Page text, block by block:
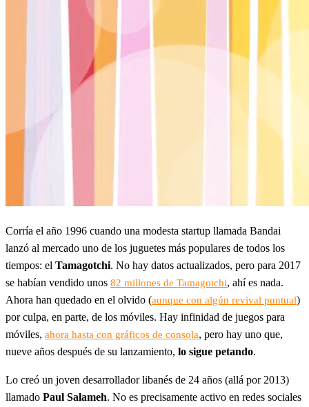
Corría el año 1996 cuando una modesta startup llamada Bandai
lanzó al mercado uno de los juguetes más populares de todos los
tiempos: el Tamagotchi. No hay datos actualizados, pero para 2017
se habían vendido unos 82 millones de Tamagotchi, ahí es nada.
Ahora han quedado en el olvido (aunque con algún revival puntual)
por culpa, en parte, de los móviles. Hay infinidad de juegos para
móviles, ahora hasta con gráficos de consola, pero hay uno que,
nueve años después de su lanzamiento, lo sigue petando.
Lo creó un joven desarrollador libanés de 24 años (allá por 2013)
llamado Paul Salameh. No es precisamente activo en redes sociales